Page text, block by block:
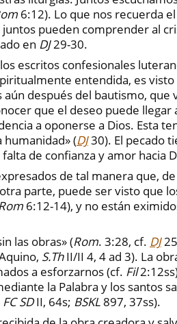
6:12). Lo que nos recuerda
pueden comprender al
en DJ29-30.
escritos confesionales
entendida, es
después del bautismo, que
que el deseo puede llegar
a oponerse a Dios. Esta
humanidad» (DJ30). El pecado
de confianza y amor hacia
de tal manera que,
parte, puede ser visto que
6:12-14), y no están
las obras» (Rom. 3:28, cf. DJ
S.ThII/II 4, 4 ad 3). La
a esforzarnos (cf. Fil
la Palabra y los santos
FC SDII, 64s; BSKL 897, 37ss).